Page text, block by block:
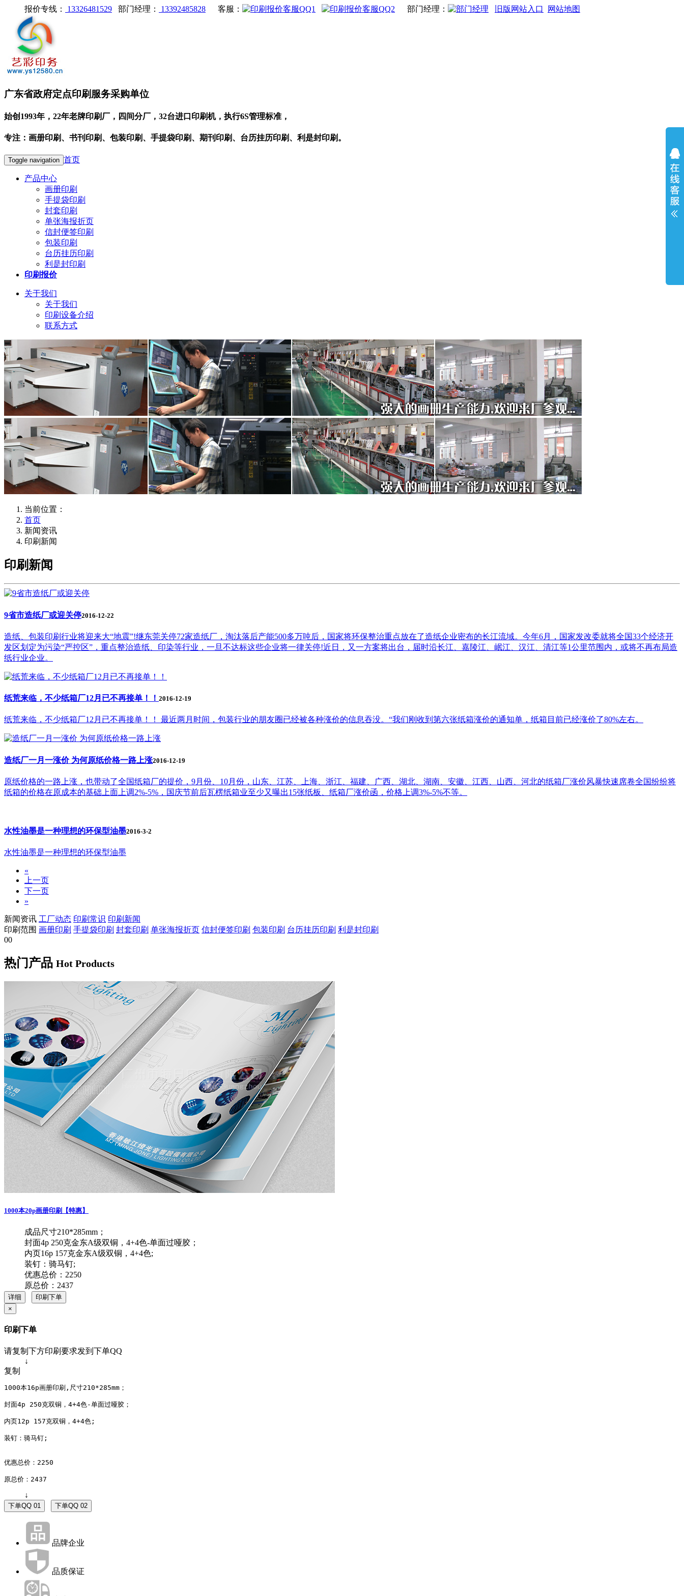
报价专线： 13326481529 部门经理： 13392485828 客服： 部门经理： 旧版网站入口 网站地图
广东省政府定点印刷服务采购单位
始创1993年，22年老牌印刷厂，四间分厂，32台进口印刷机，执行6S管理标准，
专注：画册印刷、书刊印刷、包装印刷、手提袋印刷、期刊印刷、台历挂历印刷、利是封印刷。
Toggle navigation 首页
产品中心
画册印刷
手提袋印刷
封套印刷
单张海报折页
信封便签印刷
包装印刷
台历挂历印刷
利是封印刷
印刷报价
关于我们
关于我们
印刷设备介绍
联系方式
当前位置：
首页
新闻资讯
印刷新闻
印刷新闻
9省市造纸厂或迎关停2016-12-22
造纸、包装印刷行业将迎来大“地震”!继东莞关停72家造纸厂，淘汰落后产能500多万吨后，国家将环保整治重点放在了造纸企业密布的长江流域。今年6月，国家发改委就将全国33个经济开
发区划定为污染“严控区”，重点整治造纸、印染等行业，一旦不达标这些企业将一律关停!近日，又一方案将出台，届时沿长江、嘉陵江、岷江、汉江、清江等1公里范围内，或将不再布局造
纸行业企业。
纸荒来临，不少纸箱厂12月已不再接单！！ 2016-12-19
纸荒来临，不少纸箱厂12月已不再接单！！ 最近两月时间，包装行业的朋友圈已经被各种涨价的信息吞没。“我们刚收到第六张纸箱涨价的通知单，纸箱目前已经涨价了80%左右。
造纸厂一月一涨价 为何原纸价格一路上涨2016-12-19
原纸价格的一路上涨，也带动了全国纸箱厂的提价，9月份、10月份，山东、江苏、上海、浙江、福建、广西、湖北、湖南、安徽、江西、山西、河北的纸箱厂涨价风暴快速席卷全国纷纷将
纸箱的价格在原成本的基础上面上调2%-5%，国庆节前后瓦楞纸箱业至少又曝出15张纸板、纸箱厂涨价函，价格上调3%-5%不等。
水性油墨是一种理想的环保型油墨2016-3-2
水性油墨是一种理想的环保型油墨
«
上一页
下一页
»
新闻资讯 工厂动态 印刷常识 印刷新闻
印刷范围 画册印刷 手提袋印刷 封套印刷 单张海报折页 信封便签印刷 包装印刷 台历挂历印刷 利是封印刷
00
热门产品 Hot Products
1000本20p画册印刷【特惠】
成品尺寸210*285mm；
封面4p 250克金东A级双铜，4+4色-单面过哑胶；
内页16p 157克金东A级双铜，4+4色;
装钉：骑马钉;
优惠总价：2250
原总价：2437
详细
印刷下单
×
印刷下单
请复制下方印刷要求发到下单QQ
↓
复制
1000本16p画册印刷,尺寸210*285mm；
封面4p 250克双铜，4+4色-单面过哑胶；
内页12p 157克双铜，4+4色;
装钉：骑马钉;
优惠总价：2250
原总价：2437
↓
下单QQ 01 下单QQ 02
品牌企业
品质保证